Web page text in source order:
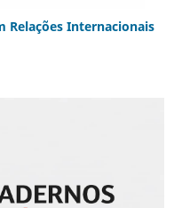
Relações Internacionais